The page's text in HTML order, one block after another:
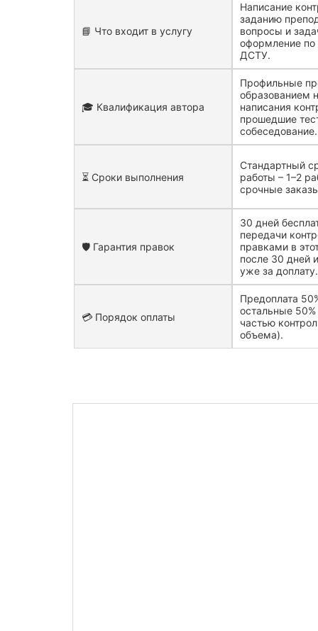
📘 Что входит в услугу
Написание
заданию
вопросы и
оформление по
ДСТУ.
🎓 Квалификация автора
Профильные
образованием
написания
прошедшие
собеседование.
⏳ Сроки выполнения
Стандартный
работы – 1–2
срочные
🛡️ Гарантия правок
30 дней
передачи
правками в
после 30 дней
уже за доплату.
💳 Порядок оплаты
Предоплата
остальные
частью
объема).